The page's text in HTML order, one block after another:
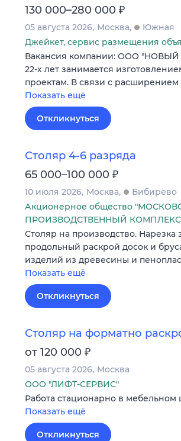
130 000–280 000 ₽
05 августа 2026 Москва
Южная
Джейкет, сервис размещения
Вакансия компании: ООО
22-х лет занимается
проектам. В связи с
Показать ещё
Откликнуться
Столяр 4-6 разряда
65 000–100 000 ₽
10 июля 2026 Москва
Бибирево
Акционерное общество
ПРОИЗВОДСТВЕННЫЙ
Столяр на производство.
продольный раскрой досок и
изделий из древесины и
Показать ещё
Откликнуться
Столяр на форматно
от 120 000 ₽
05 августа 2026 Москва
ООО "ЛИФТ-СЕРВИС"
Работа стационарно в мебельном
Показать ещё
Откликнуться